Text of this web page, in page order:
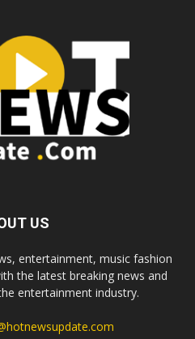
US
entertainment, music fashion
the latest breaking news and
entertainment industry.